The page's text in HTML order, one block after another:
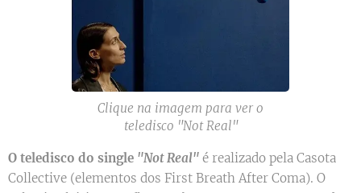
Clique na imagem para ver o
teledisco "Not Real"
O teledisco do single "Not Real" é realizado pela Casota
Collective (elementos dos First Breath After Coma). O